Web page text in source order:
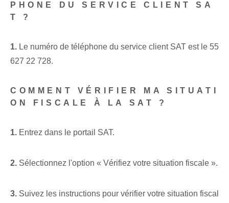
PHONE DU SERVICE CLIENT SA
T ?
1. Le numéro de téléphone du service client SAT est le 55
627 22 728.
COMMENT VÉRIFIER MA SITUATI
ON FISCALE À LA SAT ?
1. Entrez dans le portail SAT.
2. Sélectionnez l'option « Vérifiez votre situation fiscale ».
3. Suivez les instructions ​pour vérifier votre situation fiscal